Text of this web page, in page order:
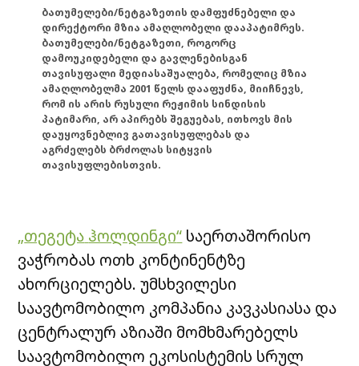
ბათუმელები/ნეტგაზეთის დამფუძნებელი და
დირექტორი მზია ამაღლობელი დააპატიმრეს.
ბათუმელები/ნეტგაზეთი, როგორც
დამოუკიდებელი და გავლენებისგან
თავისუფალი მედიასაშუალება, რომელიც მზია
ამაღლობელმა 2001 წელს დააფუძნა, მიიჩნევს,
რომ ის არის რუსული რეჟიმის სინდისის
პატიმარი, არ აპირებს შეგუებას, ითხოვს მის
დაუყოვნებლივ გათავისუფლებას და
აგრძელებს ბრძოლას სიტყვის
თავისუფლებისთვის.
„თეგეტა ჰოლდინგი“ საერთაშორისო
ვაჭრობას ოთხ კონტინენტზე
ახორციელებს.უმსხვილესი
საავტომობილო კომპანია კავკასიასა და
ცენტრალურ აზიაში მომხმარებელს
საავტომობილო ეკოსისტემის სრულ